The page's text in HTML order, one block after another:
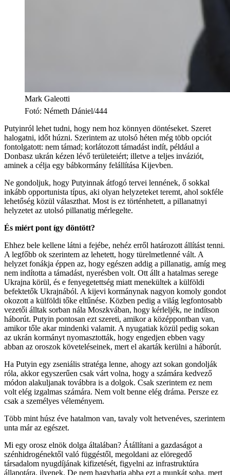
Mark Galeotti
Fotó: Németh Dániel/444
Putyinról lehet tudni, hogy nem hoz könnyen döntéseket. Szeret
halogatni, időt húzni. Szerintem az utolsó héten még több opciót
fontolgatott: nem támad; korlátozott támadást indít, például a
Donbasz ukrán kézen lévő területeiért; illetve a teljes inváziót,
aminek a célja egy bábkormány felállítása Kijevben.
Ne gondoljuk, hogy Putyinnak átfogó tervei lennének, ő sokkal
inkább opportunista típus, aki olyan helyzeteket teremt, ahol sokféle
lehetőség közül választhat. Most is ez történhetett, a pillanatnyi
helyzetet az utolsó pillanatig mérlegelte.
És miért pont így döntött?
Ehhez bele kellene látni a fejébe, nehéz erről határozott állítást tenni.
A legfőbb ok szerintem az lehetett, hogy türelmetlenné vált. A
helyzet fonákja éppen az, hogy egészen addig a pillanatig, amíg meg
nem indította a támadást, nyerésben volt. Ott állt a hatalmas serege
Ukrajna körül, és e fenyegetettség miatt menekültek a külföldi
befektetők Ukrajnából. A kijevi kormánynak nagyon komoly gondot
okozott a külföldi tőke eltűnése. Közben pedig a világ legfontosabb
vezetői álltak sorban nála Moszkvában, hogy kérleljék, ne indítson
háborút. Putyin pontosan ezt szereti, amikor a középpontban van,
amikor tőle akar mindenki valamit. A nyugatiak közül pedig sokan
az ukrán kormányt nyomasztották, hogy engedjen ebben vagy
abban az oroszok követeléseinek, mert el akarták kerülni a háborút.
Ha Putyin egy zseniális stratéga lenne, ahogy azt sokan gondolják
róla, akkor egyszerűen csak várt volna, hogy a számára kedvező
módon alakuljanak továbbra is a dolgok. Csak szerintem ez nem
volt elég izgalmas számára. Nem volt benne elég dráma. Persze ez
csak a személyes véleményem.
Több mint húsz éve hatalmon van, tavaly volt hetvenéves, szerintem
unta már az egészet.
Mi egy orosz elnök dolga általában? Átállítani a gazdaságot a
szénhidrogénektől való függéstől, megoldani az elöregedő
társadalom nyugdíjának kifizetését, figyelni az infrastruktúra
állapotára, ilyenek. De nem hagyhatja abba ezt a munkát soha, mert